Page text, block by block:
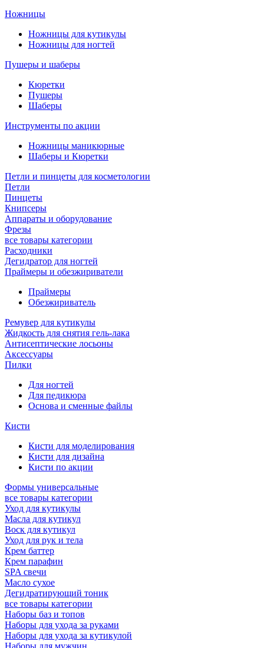
Ножницы
Ножницы для кутикулы
Ножницы для ногтей
Пушеры и шаберы
Кюретки
Пушеры
Шаберы
Инструменты по акции
Ножницы маникюрные
Шаберы и Кюретки
Петли и пинцеты для косметологии
Петли
Пинцеты
Книпсеры
Аппараты и оборудование
Фрезы
все товары категории
Расходники
Дегидратор для ногтей
Праймеры и обезжириватели
Праймеры
Обезжириватель
Ремувер для кутикулы
Жидкость для снятия гель-лака
Антисептические лосьоны
Аксессуары
Пилки
Для ногтей
Для педикюра
Основа и сменные файлы
Кисти
Кисти для моделирования
Кисти для дизайна
Кисти по акции
Формы универсальные
все товары категории
Уход для кутикулы
Масла для кутикул
Воск для кутикул
Уход для рук и тела
Крем баттер
Крем парафин
SPA свечи
Масло сухое
Дегидратирующий тоник
все товары категории
Наборы баз и топов
Наборы для ухода за руками
Наборы для ухода за кутикулой
Наборы для мужчин